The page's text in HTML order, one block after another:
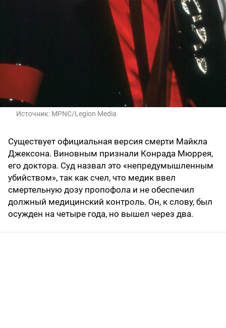
Источник: MPNC/Legion Media
Существует официальная версия смерти Майкла
Джексона. Виновным признали Конрада Мюррея,
его доктора. Суд назвал это «непредумышленным
убийством», так как счел, что медик ввел
смертельную дозу пропофола и не обеспечил
должный медицинский контроль. Он, к слову, был
осужден на четыре года, но вышел через два.